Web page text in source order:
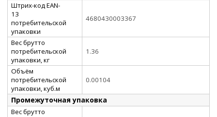
Штрих-код EAN-
13
потребительской
упаковки
4680430003367
Вес брутто
потребительской
упаковки, кг
1.36
Объём
потребительской
упаковки, куб.м
0.00104
Промежуточная упаковка
Вес брутто